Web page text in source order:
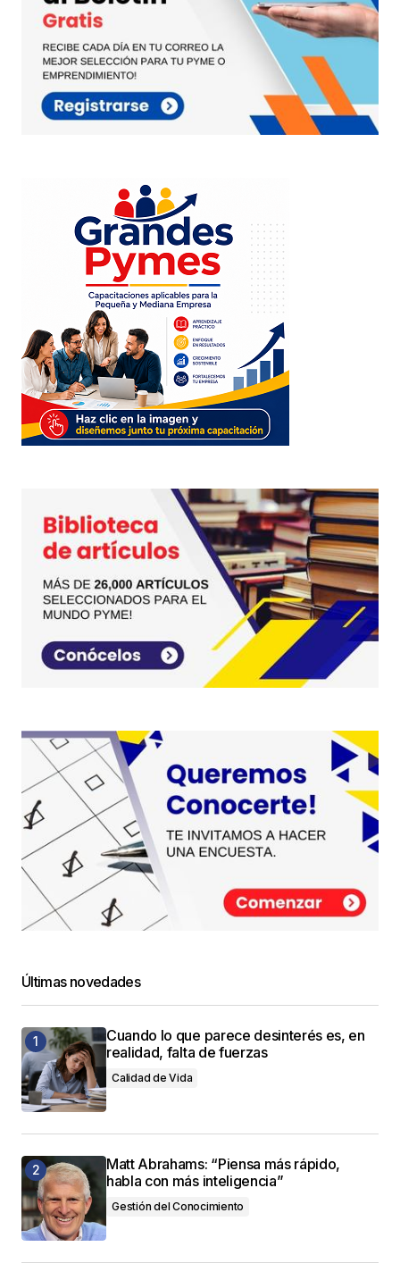
Últimas novedades
Cuando lo que parece desinterés es, en
realidad, falta de fuerzas
Calidad de Vida
Matt Abrahams: “Piensa más rápido,
habla con más inteligencia”
Gestión del Conocimiento